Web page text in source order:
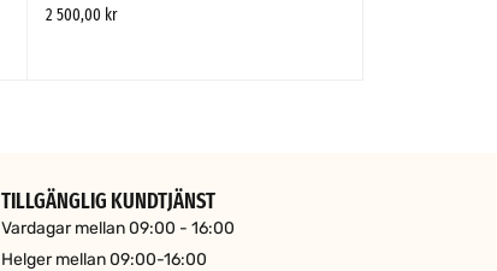
2 500,00 kr
TILLGÄNGLIG KUNDTJÄNST
Vardagar mellan 09:00 - 16:00
Helger mellan 09:00-16:00